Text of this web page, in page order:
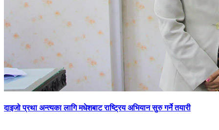
दाइजो प्रथा अन्त्यका लागि मधेशबाट राष्ट्रिय अभियान सुरु गर्ने तयारी